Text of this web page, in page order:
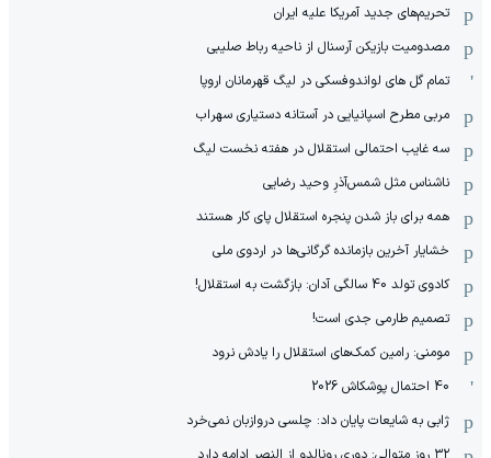
تحریم‌های جدید آمریکا علیه ایران
مصدومیت بازیکن آرسنال از ناحیه رباط صلیبی
تمام گل های لواندوفسکی در لیگ قهرمانان اروپا
مربی مطرح اسپانیایی در آستانه دستیاری سهراب
سه غایب احتمالی استقلال در هفته نخست لیگ
ناشناس مثل شمس‌آذرِ وحید رضایی
همه برای باز شدن پنجره استقلال پای کار هستند
خشایار آخرین بازمانده گرگانی‌ها در اردوی ملی
کادوی تولد 40 سالگی آدان: بازگشت به استقلال!
تصمیم طارمی جدی است!
مومنی: رامین کمک‌های استقلال را یادش نرود
40 احتمال پوشکاش 2026
ژابی به شایعات پایان داد: چلسی دروازبان نمی‌خرد